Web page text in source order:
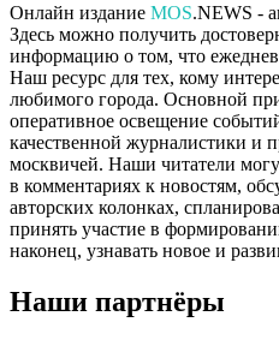
Онлайн издание MOS.NEWS -
Здесь можно получить
информацию о том, что
Наш ресурс для тех, кому
любимого города. Основной
оперативное освещение
качественной журналистики и
москвичей. Наши читатели
в комментариях к новостям,
авторских колонках,
принять участие в
наконец, узнавать новое и
Наши партнёры